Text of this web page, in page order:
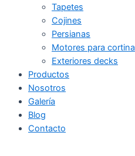
Tapetes
Cojines
Persianas
Motores para cortina
Exteriores decks
Productos
Nosotros
Galería
Blog
Contacto